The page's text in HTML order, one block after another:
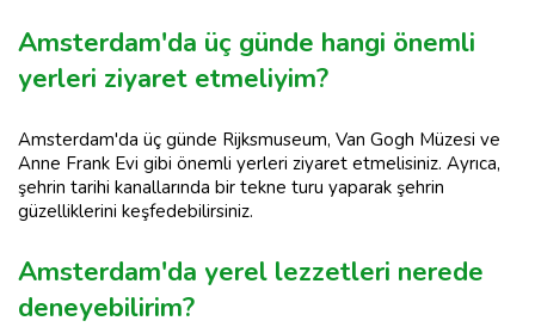
Amsterdam'da üç günde hangi önemli
yerleri ziyaret etmeliyim?
Amsterdam'da üç günde Rijksmuseum, Van Gogh Müzesi ve
Anne Frank Evi gibi önemli yerleri ziyaret etmelisiniz. Ayrıca,
şehrin tarihi kanallarında bir tekne turu yaparak şehrin
güzelliklerini keşfedebilirsiniz.
Amsterdam'da yerel lezzetleri nerede
deneyebilirim?